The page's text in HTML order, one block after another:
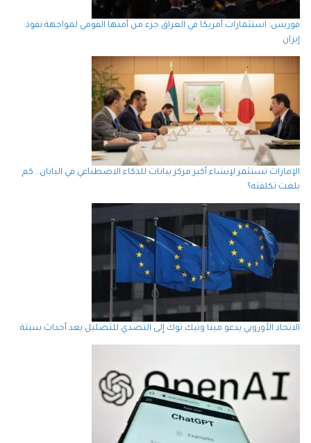
فوربس: استثمارات أمريكا في العراق جزء من أمنها القومي لمواجهة نفوذ
إيران
الإمارات تستثمر لإنشاء أكبر مركز بيانات للذكاء الاصطناعي في اليابان.. كم
بلغت تكلفته؟
الاتحاد الأوروبي يدعو ميتا وتيك توك إلى التصدي للتضليل بعد أحداث سبتة